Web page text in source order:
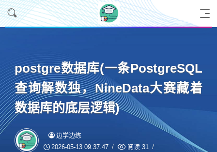
postgre数据库(一条PostgreSQL
查询解数独，NineData大赛藏着
数据库的底层逻辑)
边学边练
2026-05-13 09:37:47 阅读 31